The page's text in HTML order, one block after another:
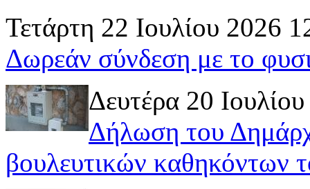
Τετάρτη 22 Ιουλίου 2026
Δωρεάν σύνδεση με το
Δευτέρα 20
Δήλωση του
βουλευτικών καθηκόντων